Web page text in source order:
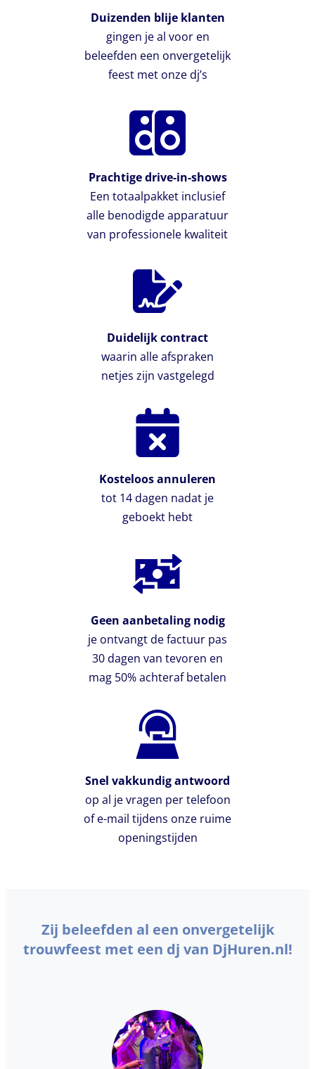
Duizenden blije klanten
gingen je al voor en
beleefden een onvergetelijk
feest met onze dj’s
Prachtige drive-in-shows
Een totaalpakket inclusief
alle benodigde apparatuur
van professionele kwaliteit
Duidelijk contract
waarin alle afspraken
netjes zijn vastgelegd
Kosteloos annuleren
tot 14 dagen nadat je
geboekt hebt
Geen aanbetaling nodig
je ontvangt de factuur pas
30 dagen van tevoren en
mag 50% achteraf betalen
Snel vakkundig antwoord
op al je vragen per telefoon
of e-mail tijdens onze ruime
openingstijden
Zij beleefden al een onvergetelijk
trouwfeest met een dj van DjHuren.nl!